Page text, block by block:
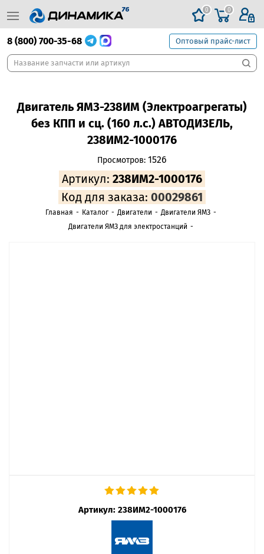
0 0
8 (800) 700-35-68 Оптовый прайс-лист
Двигатель ЯМЗ-238ИМ (Электроагрегаты)
без КПП и сц. (160 л.с.) АВТОДИЗЕЛЬ,
238ИМ2-1000176
Просмотров: 1526
Артикул: 238ИМ2-1000176
Код для заказа: 00029861
Главная - Каталог - Двигатели - Двигатели ЯМЗ -
Двигатели ЯМЗ для электростанций -
Артикул: 238ИМ2-1000176